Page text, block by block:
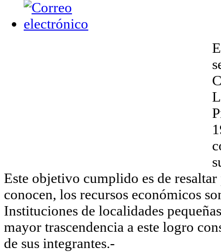
Este objetivo cumplido es de
conocen, los recursos económicos
Instituciones de localidades
mayor trascendencia a este logro
de sus integrantes.-